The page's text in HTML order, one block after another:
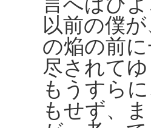
以前の僕
の焔の前
尽されて
もうすら
もせず、